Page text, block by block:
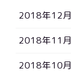
2018年12月
2018年11月
2018年10月